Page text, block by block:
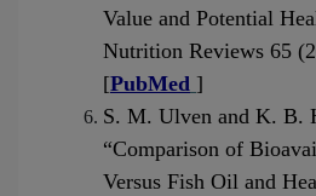
Value and Potential
Nutrition Reviews 65
[PubMed ]
S. M. Ulven and K. B.
“Comparison of
Versus Fish Oil and